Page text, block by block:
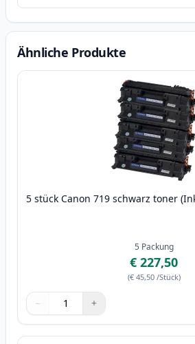
Ähnliche Produkte
5 stück Canon 719 schwarz toner
5 Packung
€ 227,50
(€ 45,50 /Stück)
Menge
Verwenden Sie die Tasten, um
− +
Menge 1